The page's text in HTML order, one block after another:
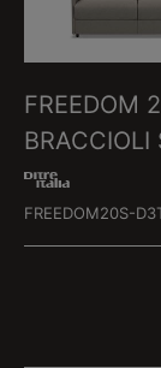
FREEDOM
BRACCIOLI
FREEDOM20S-